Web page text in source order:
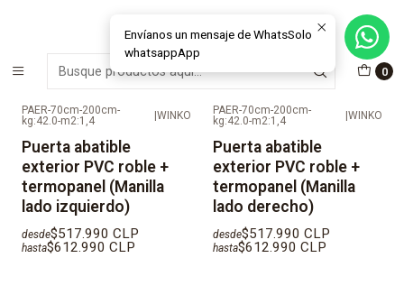
0
MÁS DE 15 AÑOS FABRICANDO E INSTALANDO SOLUCIONES DE
CRISTAL Y VENTANAS
Inicio Ventanas
PAER-70cm-200cm-
kg:42.0-m2:1,4
WINKO
Puerta abatible
exterior PVC roble +
termopanel (Manilla
lado izquierdo)
desde$517.990 CLP
hasta$612.990 CLP
PAER-70cm-200cm-
kg:42.0-m2:1,4
WINKO
Puerta abatible
exterior PVC roble +
termopanel (Manilla
lado derecho)
desde$517.990 CLP
hasta$612.990 CLP
Envíanos un mensaje de WhatsSolo
whatsappApp